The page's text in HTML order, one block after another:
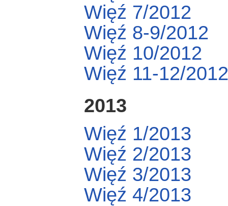
Więź 7/2012
Więź 8-9/2012
Więź 10/2012
Więź 11-12/2012
2013
Więź 1/2013
Więź 2/2013
Więź 3/2013
Więź 4/2013